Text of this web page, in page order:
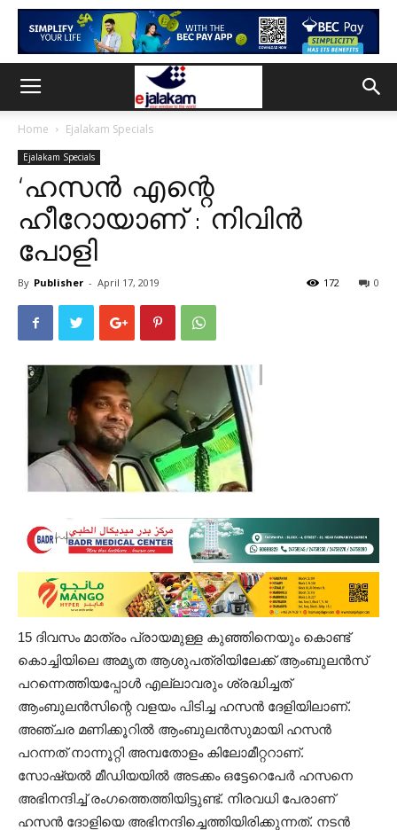
Home Ejalakam Specials
Ejalakam Specials
‘ഹസന്‍ എന്റെ
ഹീറോയാണ് : നിവിന്‍
പോളി
By Publisher - April 17, 2019 0
172
15 ദിവസം മാത്രം പ്രായമുള്ള കുഞ്ഞിനെയും കൊണ്ട്
കൊച്ചിയിലെ അമൃത ആശുപത്രിയിലേക്ക് ആംബുലൻസ്
പറന്നെത്തിയപ്പോള്‍ എല്ലാവരും ശ്രദ്ധിച്ചത്
ആംബുലന്‍സിന്റെ വളയം പിടിച്ച ഹസന്‍ ദേളിയിലാണ്.
അഞ്ച‌ര മണിക്കൂറില്‍ ആംബുലന്‍സുമായി ഹസന്‍
പറന്നത് നാന്നൂറ്റി അമ്പതോളം കിലോമീറ്ററാണ്.
സോഷ്യൽ മീഡിയയിൽ അടക്കം ഒട്ടേറെപേർ ഹസനെ
അഭിനന്ദിച്ച് രംഗത്തെത്തിയിട്ടുണ്ട്. നിരവധി പേരാണ്
ഹസന്‍ ദോളിയെ അഭിനന്ദിച്ചെത്തിയിരിക്കുന്നത്. നടന്‍